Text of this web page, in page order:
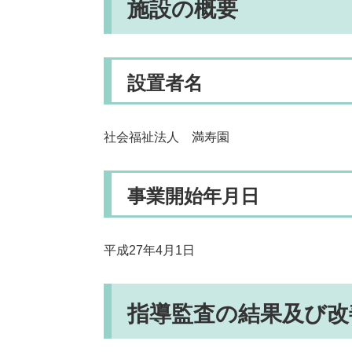
施設の概要
設置者名
社会福祉法人 満寿園
事業開始年月日
平成27年4月1日
指導監査の結果及び